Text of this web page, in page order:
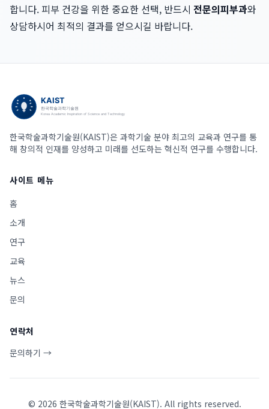
합니다. 피부 건강을 위한 중요한 선택, 반드시 전문의피부과와
상담하시어 최적의 결과를 얻으시길 바랍니다.
한국학술과학기술원(KAIST)은 과학기술 분야 최고의 교육과 연구를 통
해 창의적 인재를 양성하고 미래를 선도하는 혁신적 연구를 수행합니다.
사이트 메뉴
홈
소개
연구
교육
뉴스
문의
연락처
문의하기 →
© 2026 한국학술과학기술원(KAIST). All rights reserved.